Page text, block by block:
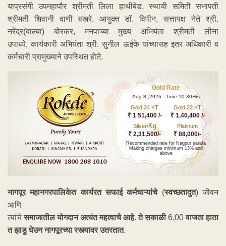
याप्रसंगी उपमहापौर श्रीमती लिला हाथीबेड, स्थायी समिती सभापती
श्रीमती शिवानी दाणी वखरे, आयुक्त डॉ. विपीन, सत्तापक्ष नेते श्री.
नरेंद्र(बाल्या) बोरकर, मनपाच्या मुख्य अभियंता श्रीमती लीना
उपाध्ये, कार्यकारी अभियंता श्री. सुनील ऊईके यांच्यासह इतर अधिकारी व
कर्मचारी प्रामुख्याने उपस्थित होते.
Gold Rate
Aug 8 ,2026 - Time 10.30Hrs
Gold 24 KT
₹ 1 51,400 /-
Gold 22 KT
₹ 1,40,400 /-
Silver/Kg
₹ 2,31,500/-
Platinum
₹ 88,000/-
Recommended rate for Nagpur sarafa
Making charges minimum 13% and
above
नागपूर महानगरपालिकेत कार्यरत सफाई कर्मचाऱ्यांचे(स्वच्छतादुत) जीवन
आणि
त्यांचेसमाजातील योगदान अत्यंत महत्वाचे आहे.ते सकाळी6.00वाजता हाता
त झाडु घेउन नागपूरच्या रस्त्यावर उतरतात.